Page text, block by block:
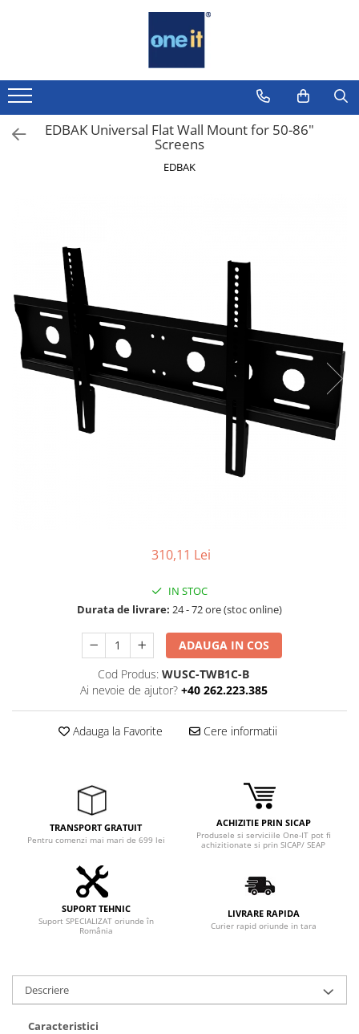
Laptop, Tablete & Telefoane
Laptop / Notebook
Notebook Consumer
Telefoane & accesorii
Smart Watch
Apple AirTag
Inele Smart
Ochelari Smart
Smartphone IPhone
Sisteme PC & Periferice
Microfoane & Casti Gaming
Scaune Gaming
Adaptoare
Tastaturi
Componente PC
Placi de Baza
Memorii
SSD
EDBAK Universal Flat Wall Mount for 50-86"
Screens
EDBAK
310,11 Lei
IN STOC
Durata de livrare: 24 - 72 ore (stoc online)
ADAUGA IN COS
Cod Produs: WUSC-TWB1C-B
Ai nevoie de ajutor? +40 262.223.385
Adauga la Favorite Cere informatii
TRANSPORT GRATUIT
Pentru comenzi mai mari de 699 lei
ACHIZITIE PRIN SICAP
Produsele si serviciile One-IT pot fi
achizitionate si prin SICAP/ SEAP
SUPORT TEHNIC
Suport SPECIALIZAT oriunde în
România
LIVRARE RAPIDA
Curier rapid oriunde in tara
Descriere
Caracteristici